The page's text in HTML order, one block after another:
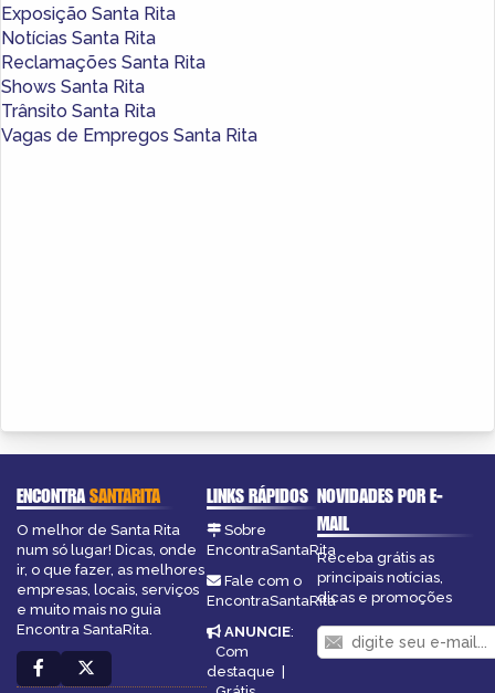
Exposição Santa Rita
Notícias Santa Rita
Reclamações Santa Rita
Shows Santa Rita
Trânsito Santa Rita
Vagas de Empregos Santa Rita
ENCONTRASANTARITA
O melhor de Santa Rita
num só lugar! Dicas, onde
ir, o que fazer, as melhores
empresas, locais, serviços
e muito mais no guia
Encontra SantaRita.
LINKS RÁPIDOS
Sobre
EncontraSantaRita
Fale com o
EncontraSantaRita
ANUNCIE:
Com
destaque
NOVIDADES POR E-
MAIL
Receba grátis as
principais notícias,
dicas e promoções